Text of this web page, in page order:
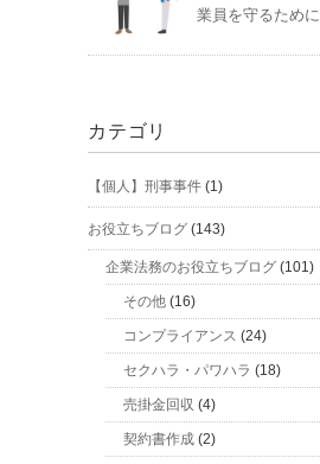
業員を守るために
カテゴリ
【個人】刑事事件 (1)
お役立ちブログ (143)
企業法務のお役立ちブログ (101)
その他 (16)
コンプライアンス (24)
セクハラ・パワハラ (18)
売掛金回収 (4)
契約書作成 (2)